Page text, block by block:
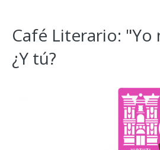
Café Literario: "Yo
¿Y tú?